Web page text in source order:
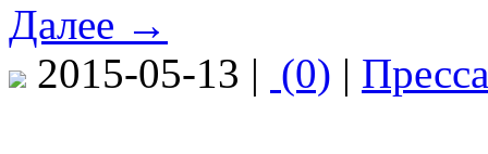
Далее →
2015-05-13 | (0) | Пресса